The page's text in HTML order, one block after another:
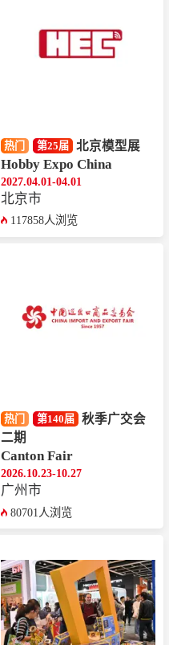
热门 第25届 北京模型展
Hobby Expo China
2027.04.01-04.01
北京市
117858人浏览
热门 第140届
秋季广交会
二期
Canton Fair
2026.10.23-10.27
广州市
80701人浏览